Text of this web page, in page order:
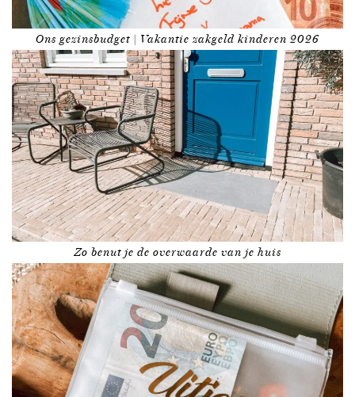
Ons gezinsbudget | Vakantie zakgeld kinderen 2026
Zo benut je de overwaarde van je huis